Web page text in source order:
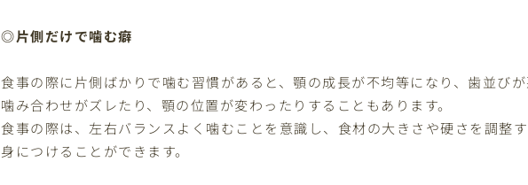
◎片側だけで噛む癖
食事の際に片側ばかりで噛む習慣があると、顎の成長が不均等になり、歯並びが
噛み合わせがズレたり、顎の位置が変わったりすることもあります。
食事の際は、左右バランスよく噛むことを意識し、食材の大きさや硬さを調整
身につけることができます。